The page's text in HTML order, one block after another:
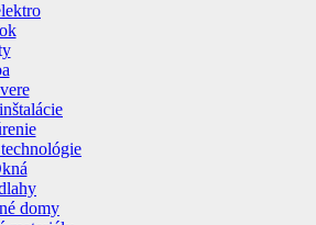
domy